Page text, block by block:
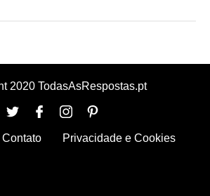
2020 TodasAsRespostas.pt
Contato Privacidade e Cookies